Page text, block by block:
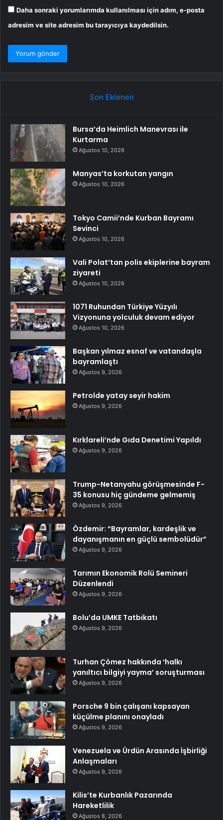
Daha sonraki yorumlarımda kullanılması için adım, e-posta
adresim ve site adresim bu tarayıcıya kaydedilsin.
Son Eklenen
Bursa’da Heimlich Manevrası ile
Kurtarma
Ağustos 10, 2026
Manyas’ta korkutan yangın
Ağustos 10, 2026
Tokyo Camii’nde Kurban Bayramı
Sevinci
Ağustos 10, 2026
Vali Polat’tan polis ekiplerine bayram
ziyareti
Ağustos 10, 2026
1071 Ruhundan Türkiye Yüzyılı
Vizyonuna yolculuk devam ediyor
Ağustos 10, 2026
Başkan yılmaz esnaf ve vatandaşla
bayramlaştı
Ağustos 9, 2026
Petrolde yatay seyir hakim
Ağustos 9, 2026
Kırklareli’nde Gıda Denetimi Yapıldı
Ağustos 9, 2026
Trump-Netanyahu görüşmesinde F-
35 konusu hiç gündeme gelmemiş
Ağustos 9, 2026
Özdemir: “Bayramlar, kardeşlik ve
dayanışmanın en güçlü sembolüdür”
Ağustos 9, 2026
Tarımın Ekonomik Rolü Semineri
Düzenlendi
Ağustos 9, 2026
Bolu’da UMKE Tatbikatı
Ağustos 9, 2026
Turhan Çömez hakkında ‘halkı
yanıltıcı bilgiyi yayma’ soruşturması
Ağustos 9, 2026
Porsche 9 bin çalışanı kapsayan
küçülme planını onayladı
Ağustos 9, 2026
Venezuela ve Ürdün Arasında İşbirliği
Anlaşmaları
Ağustos 9, 2026
Kilis’te Kurbanlık Pazarında
Hareketlilik
Ağustos 8, 2026